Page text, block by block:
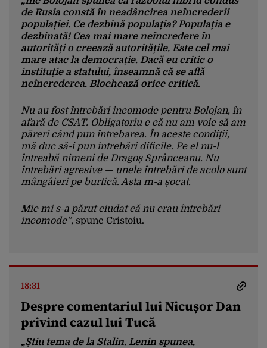
de Rusia constă în neadâncirea neîncrederii
populației. Ce dezbină populația? Populația e
dezbinată! Cea mai mare neîncredere în
autorități o creează autoritățile. Este cel mai
mare atac la democrație. Dacă eu critic o
instituție a statului, înseamnă că se află
neîncrederea. Blochează orice critică.
Nu au fost întrebări incomode pentru Bolojan, în
afară de CSAT. Obligatoriu e că nu am voie să am
păreri când pun întrebarea. În aceste condiții,
mă duc să-i pun întrebări dificile. Pe el nu-l
întreabă nimeni de Dragoș Sprânceanu. Nu
întrebări agresive — unele întrebări de acolo sunt
mângâieri pe burtică. Asta m-a șocat.
Mie mi s-a părut ciudat că nu erau întrebări
incomode”, spune Cristoiu.
18:31
Despre comentariul lui Nicușor Dan
privind cazul lui Tucă
„Știu tema de la Stalin. Lenin spunea,